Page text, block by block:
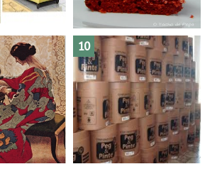
vegetais ? O medo que habita em nós.
agora é
The Red Velvet !!! O Perfeito